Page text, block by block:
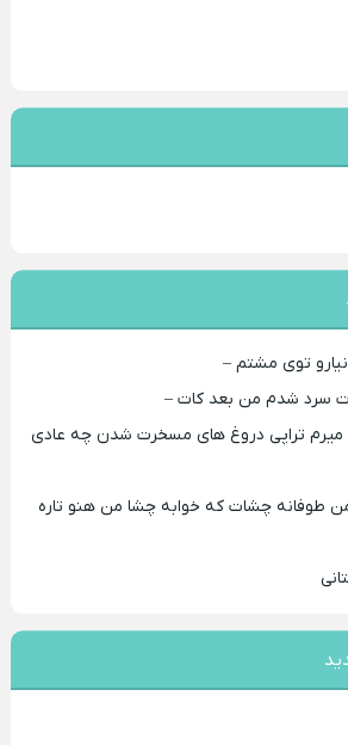
توی مشتم –
سرد شدم من بعد کات –
تراپی دروغ‌ های مسخرت شدن چه عادی
من طوفانه چشات که خوابه چشا من هنو تاره